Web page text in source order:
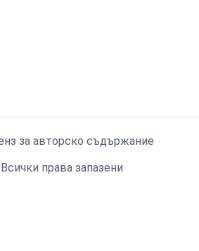
за авторско съдържание
права запазени